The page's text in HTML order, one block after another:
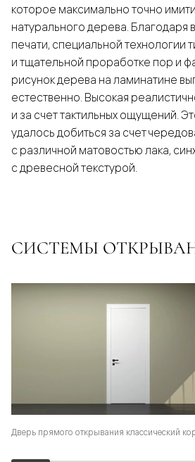
которое максимально точно
натурального дерева. Благодаря
печати, специальной технологии
и тщательной проработке пор и
рисунок дерева на ламинатине
естественно. Высокая
и за счет тактильных ощущений.
удалось добиться за счет
с различной матовостью лака,
с древесной текстурой.
СИСТЕМЫ
Дверь прямого открывания классический